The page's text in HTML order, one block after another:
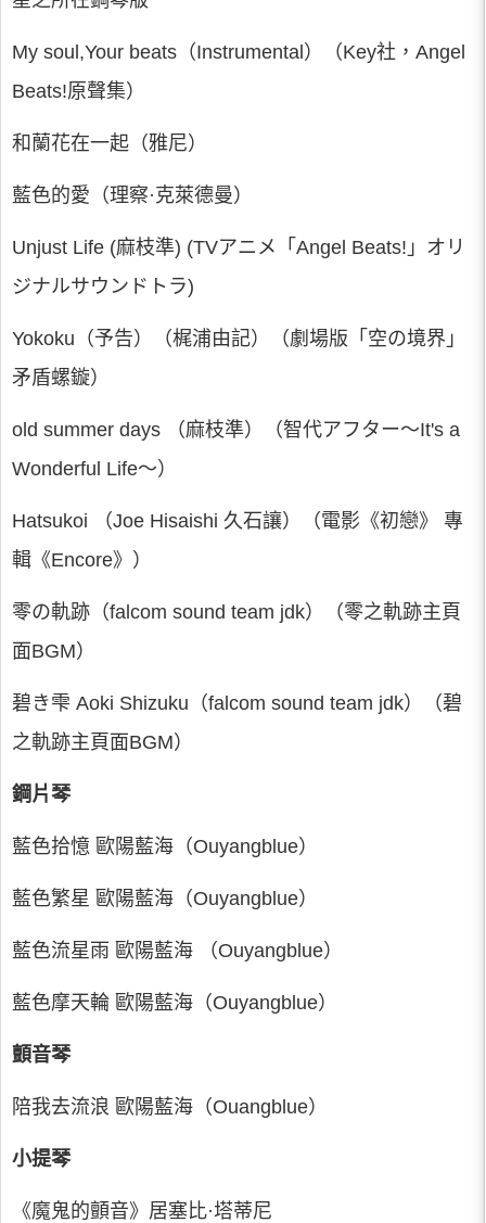
My soul,Your beats（Instrumental）（Key社，Angel
Beats!原聲集）
和蘭花在一起（雅尼）
藍色的愛（理察·克萊德曼）
Unjust Life (麻枝準) (TVアニメ「Angel Beats!」オリ
ジナルサウンドトラ)
Yokoku（予告）（梶浦由記）（劇場版「空の境界」
矛盾螺鏇）
old summer days （麻枝準）（智代アフター～It's a
Wonderful Life～）
Hatsukoi （Joe Hisaishi 久石讓）（電影《初戀》 專
輯《Encore》）
零の軌跡（falcom sound team jdk）（零之軌跡主頁
面BGM）
碧き雫 Aoki Shizuku（falcom sound team jdk）（碧
之軌跡主頁面BGM）
鋼片琴
藍色拾憶 歐陽藍海（Ouyangblue）
藍色繁星 歐陽藍海（Ouyangblue）
藍色流星雨 歐陽藍海 （Ouyangblue）
藍色摩天輪 歐陽藍海（Ouyangblue）
顫音琴
陪我去流浪 歐陽藍海（Ouangblue）
小提琴
《魔鬼的顫音》居塞比·塔蒂尼